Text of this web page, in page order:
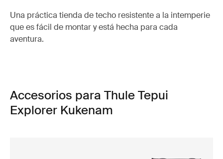
Una práctica tienda de techo resistente a la intemperie
que es fácil de montar y está hecha para cada
aventura.
Accesorios para Thule Tepui
Explorer Kukenam